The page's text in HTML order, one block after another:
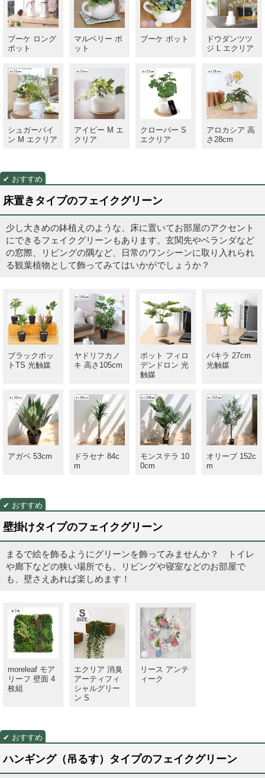
ブーケ ロング
ポット
マルベリー ポ
ット
ブーケ ポット
ドウダンツツ
ジ L エクリア
シュガーバイ
ン M エクリア
アイビー M エ
クリア
クローバー S
エクリア
アロカシア 高
さ28cm
床置きタイプのフェイクグリーン
少し大きめの鉢植えのような、床に置いてお部屋のアクセント
にできるフェイクグリーンもあります。玄関先やベランダなど
の窓際、リビングの隅など、日常のワンシーンに取り入れられ
る観葉植物として飾ってみてはいかがでしょうか？
ブラックポッ
トTS 光触媒
ヤドリフカノ
キ 高さ105cm
ポット フィロ
デンドロン 光
触媒
パキラ 27cm
光触媒
アガベ 53cm
ドラセナ 84c
m
モンステラ 10
0cm
オリーブ 152c
m
壁掛けタイプのフェイクグリーン
まるで絵を飾るようにグリーンを飾ってみませんか？ トイレ
や廊下などの狭い場所でも、リビングや寝室などのお部屋で
も、壁さえあれば楽しめます！
moreleaf モア
リーフ 壁面 4
枚組
エクリア 消臭
アーティフィ
シャルグリー
ン S
リース アンテ
ィーク
ハンギング（吊るす）タイプのフェイクグリーン